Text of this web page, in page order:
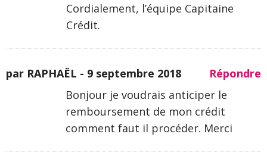
Cordialement, l’équipe Capitaine
Crédit.
par RAPHAËL - 9 septembre 2018
Répondre
Bonjour je voudrais anticiper le
remboursement de mon crédit
comment faut il procéder. Merci